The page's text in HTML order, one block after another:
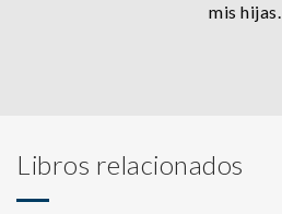
mis hijas.
Libros relacionados